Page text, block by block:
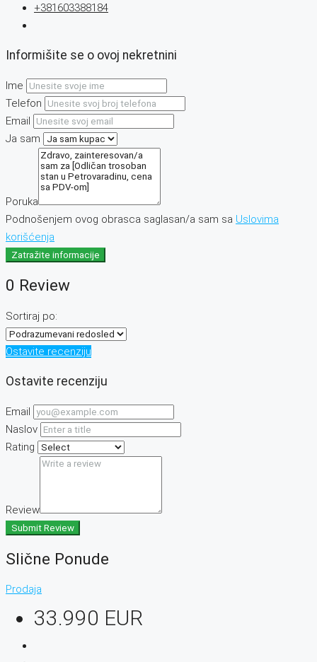
+381603388184
Informišite se o ovoj nekretnini
Ime
Telefon
Email
Ja sam
Poruka
Podnošenjem ovog obrasca saglasan/a sam sa Uslovima
korišćenja
Zatražite informacije
0 Review
Sortiraj po:
Ostavite recenziju
Ostavite recenziju
Email
Naslov
Rating
Review
Submit Review
Slične Ponude
Prodaja
33.990 EUR